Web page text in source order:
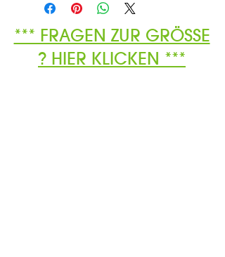
*** FRAGEN ZUR GRÖSSE
? HIER KLICKEN ***